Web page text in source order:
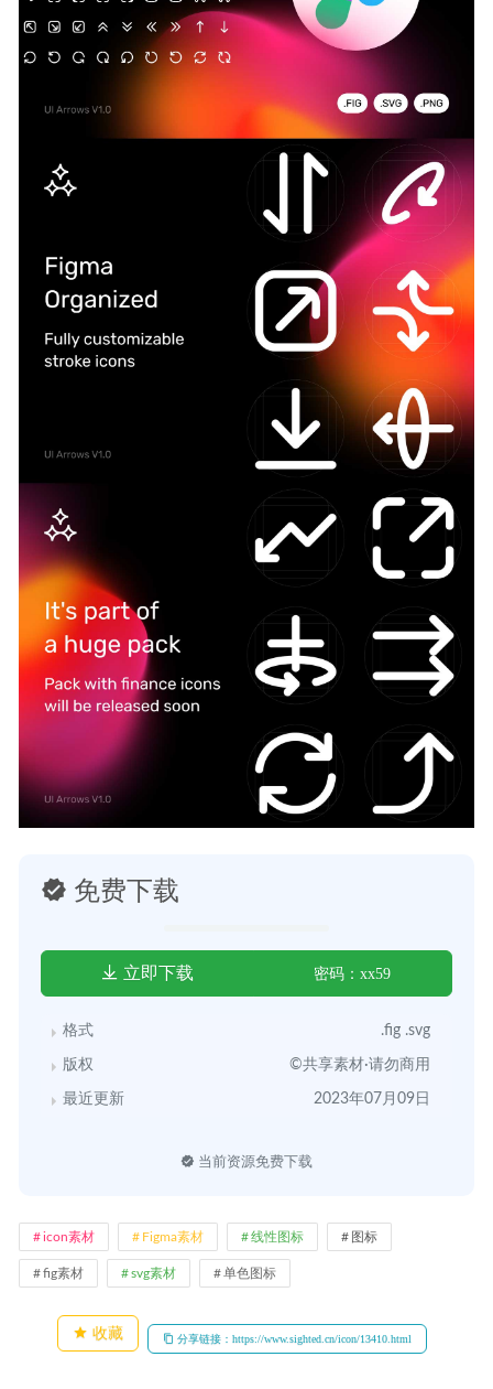
免费下载
立即下载 密码：xx59
格式 .fig .svg
版权 ©共享素材·请勿商用
最近更新 2023年07月09日
当前资源免费下载
icon素材 Figma素材 线性图标 图标
fig素材 svg素材 单色图标
收藏 分享链接：https://www.sighted.cn/icon/13410.html